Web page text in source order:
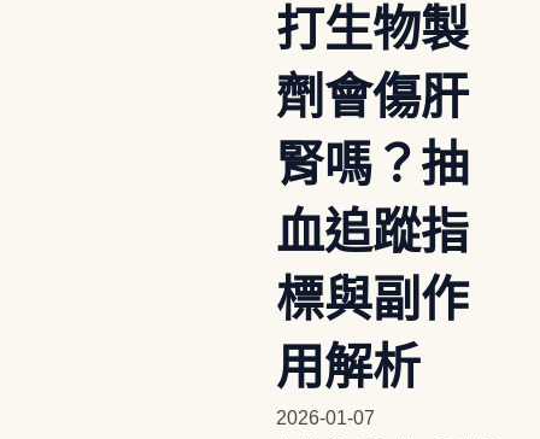
打生物製
劑會傷肝
腎嗎？抽
血追蹤指
標與副作
用解析
2026-01-07